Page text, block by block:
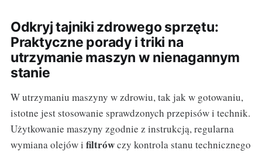
Odkryj tajniki zdrowego sprzętu:
Praktyczne porady i triki na
utrzymanie maszyn w nienagannym
stanie
W utrzymaniu maszyny w zdrowiu, tak jak w gotowaniu,
istotne jest stosowanie sprawdzonych przepisów i technik.
Użytkowanie maszyny zgodnie z instrukcją, regularna
wymiana olejów i filtrówczy kontrola stanu technicznego